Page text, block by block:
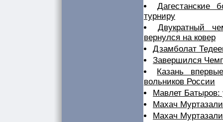
Дагестанские
турниру
Двукратный
вернулся на ковер
Дзамболат
Завершился
Казань
вольников России
Мавлет
Махач
Махач